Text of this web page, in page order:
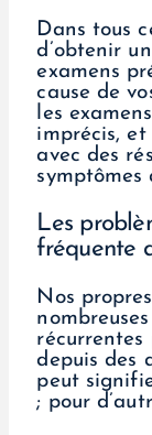
Dans tous
d’obtenir
examens
cause de
les
imprécis, et
avec des
symptômes
Les
fréquente
Nos
depuis des
peut
; pour